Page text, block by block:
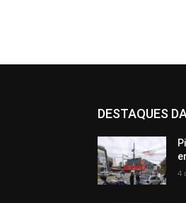
DESTAQUES
4